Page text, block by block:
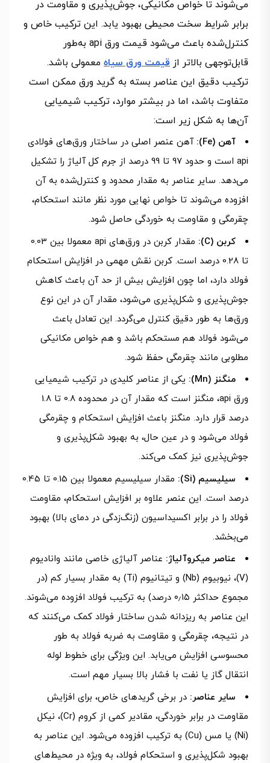
می‌شوند تا خواص مکانیکی، جوش‌پذیری و مقاومت در
برابر شرایط سخت محیطی بهبود یابد. این ترکیب خاص و
کنترل‌شده باعث می‌شود قیمت ورق api به‌طور
قابل‌توجهی بالاتر از قیمت ورق سیاه معمولی باشد.
ترکیب دقیق این عناصر بسته به گرید ورق ممکن است
متفاوت باشد، اما در بیشتر موارد، ترکیب شیمیایی
آن‌ها به شکل زیر است:
آهن (Fe):
آهن عنصر اصلی در ساختار ورق‌های فولادی
api است و حدود 97 تا 99 درصد از جرم کل آلیاژ را تشکیل
می‌دهد. سایر عناصر به مقدار محدود و کنترل‌شده به آن
افزوده می‌شوند تا خواص نهایی مورد نظر مانند استحکام،
چقرمگی و مقاومت به خوردگی حاصل شود.
کربن (C):
مقدار کربن در ورق‌های api معمولا بین 0.03
تا 0.28 درصد است. کربن نقش مهمی در افزایش استحکام
فولاد دارد، اما چون افزایش بیش از حد آن باعث کاهش
جوش‌پذیری و شکل‌پذیری می‌شود، مقدار آن در این نوع
ورق‌ها به طور دقیق کنترل می‌گردد. این تعادل باعث
می‌شود فولاد هم مستحکم باشد و هم خواص مکانیکی
مطلوبی مانند چقرمگی حفظ شود.
منگنز (Mn):
یکی از عناصر کلیدی در ترکیب شیمیایی
ورق api، منگنز است که مقدار آن در محدوده 0.8 تا 1.8
درصد قرار دارد. منگنز باعث افزایش استحکام و چقرمگی
فولاد می‌شود و در عین حال، به بهبود شکل‌پذیری و
جوش‌پذیری نیز کمک می‌کند.
سیلیسیم (Si):
مقدار سیلیسیم معمولا بین 0.15 تا 0.45
درصد است. این عنصر علاوه بر افزایش استحکام، مقاومت
فولاد را در برابر اکسیداسیون (زنگ‌زدگی در دمای بالا) بهبود
می‌بخشد.
عناصر میکروآلیاژ: عناصر آلیاژی خاصی مانند وانادیوم
(V)، نیوبیوم (Nb) و تیتانیوم (Ti) به مقدار بسیار کم (در
مجموع حداکثر ۰٫۱۵ درصد) به ترکیب فولاد افزوده می‌شوند.
این عناصر به ریزدانه شدن ساختار فولاد کمک می‌کنند که
در نتیجه، چقرمگی و مقاومت به ضربه فولاد به طور
محسوسی افزایش می‌یابد. این ویژگی برای خطوط لوله
انتقال گاز یا نفت با فشار بالا بسیار مهم است.
سایر عناصر: در برخی گریدهای خاص، برای افزایش
مقاومت در برابر خوردگی، مقادیر کمی از کروم (Cr)، نیکل
(Ni) یا مس (Cu) به ترکیب افزوده می‌شود. این عناصر به
بهبود شکل‌پذیری و استحکام فولاد، به ویژه در محیط‌های